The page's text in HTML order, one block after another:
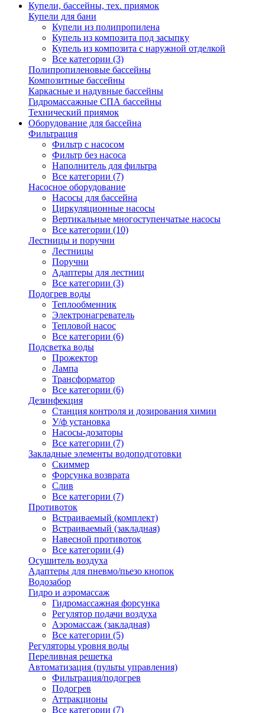
Купели, бассейны, тех. приямок
Купели для бани
Купели из полипропилена
Купель из композита под засыпку
Купель из композита с наружной отделкой
Все категории (3)
Полипропиленовые бассейны
Композитные бассейны
Каркасные и надувные бассейны
Гидромассажные СПА бассейны
Технический приямок
Оборудование для бассейна
Фильтрация
Фильтр с насосом
Фильтр без насоса
Наполнитель для фильтра
Все категории (7)
Насосное оборудование
Насосы для бассейна
Циркуляционные насосы
Вертикальные многоступенчатые насосы
Все категории (10)
Лестницы и поручни
Лестницы
Поручни
Адаптеры для лестниц
Все категории (3)
Подогрев воды
Теплообменник
Электронагреватель
Тепловой насос
Все категории (6)
Подсветка воды
Прожектор
Лампа
Трансформатор
Все категории (6)
Дезинфекция
Станция контроля и дозирования химии
У/ф установка
Насосы-дозаторы
Все категории (7)
Закладные элементы водоподготовки
Скиммер
Форсунка возврата
Слив
Все категории (7)
Противоток
Встраиваемый (комплект)
Встраиваемый (закладная)
Навесной противоток
Все категории (4)
Осушитель воздуха
Адаптеры для пневмо/пьезо кнопок
Водозабор
Гидро и аэромассаж
Гидромассажная форсунка
Регулятор подачи воздуха
Аэромассаж (закладная)
Все категории (5)
Регуляторы уровня воды
Переливная решетка
Автоматизация (пульты управления)
Фильтрация/подогрев
Подогрев
Аттракционы
Все категории (7)